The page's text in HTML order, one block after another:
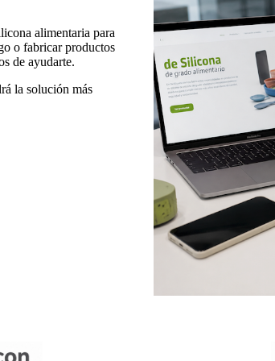
alimentaria para
o fabricar productos
de ayudarte.
la solución más